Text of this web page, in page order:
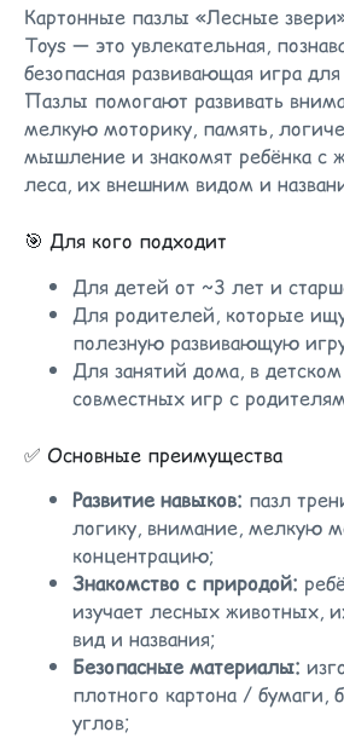
Картонные пазлы «Лесные
Toys — это увлекательная,
безопасная развивающая игра
Пазлы помогают развивать
мелкую моторику, память,
мышление и знакомят ребёнка с
леса, их внешним видом и
🎯 Для кого подходит
Для детей от ~3 лет и
Для родителей, которые
полезную развивающую
Для занятий дома, в
совместных игр с
✅ Основные преимущества
Развитие навыков: пазл
логику, внимание, мелкую
концентрацию;
Знакомство с природой:
изучает лесных животных,
вид и названия;
Безопасные материалы:
плотного картона / бумаги,
углов;